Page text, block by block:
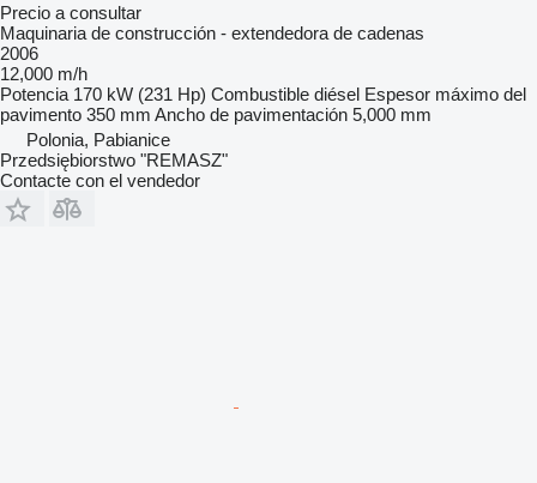
Precio a consultar
Maquinaria de construcción - extendedora de cadenas
2006
12,000 m/h
Potencia 170 kW (231 Hp) Combustible diésel Espesor máximo del
pavimento 350 mm Ancho de pavimentación 5,000 mm
Polonia, Pabianice
Przedsiębiorstwo "REMASZ"
Contacte con el vendedor